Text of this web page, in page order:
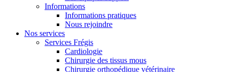
Informations
Informations pratiques
Nous rejoindre
Nos services
Services Frégis
Cardiologie
Chirurgie des tissus mous
Chirurgie orthopédique vétérinaire